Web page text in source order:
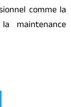
comme la
maintenance